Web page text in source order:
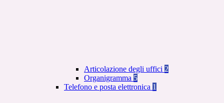
Articolazione degli uffici 2
Organigramma 5
Telefono e posta elettronica 1